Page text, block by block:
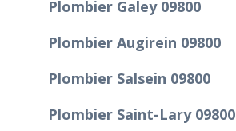
Plombier Galey 09800
Plombier Augirein 09800
Plombier Salsein 09800
Plombier Saint-Lary 09800